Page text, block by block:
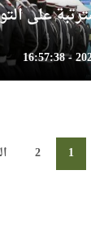
على
1
2